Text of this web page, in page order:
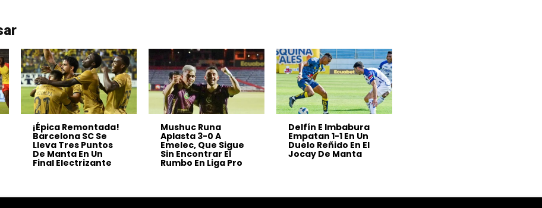
¡Épica Remontada!
Barcelona SC Se
Lleva Tres Puntos
De Manta En Un
Final Electrizante
Mushuc Runa
Aplasta 3-0 A
Emelec, Que Sigue
Sin Encontrar El
Rumbo En Liga Pro
Delfín E Imbabura
Empatan 1-1 En Un
Duelo Reñido En El
Jocay De Manta